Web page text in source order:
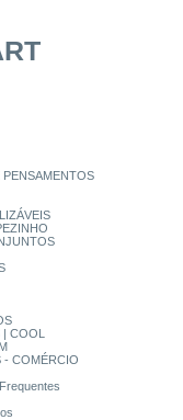
COOL
- COMÉRCIO